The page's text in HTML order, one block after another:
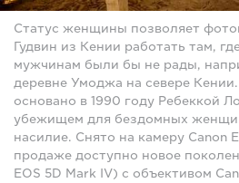
Статус женщины позволяет
Гудвин из Кении работать там,
мужчинам были бы не рады,
деревне Умоджа на севере
основано в 1990 году Ребеккой
убежищем для бездомных
насилие. Снято на камеру Canon
продаже доступно новое
EOS 5D Mark IV) с объективом